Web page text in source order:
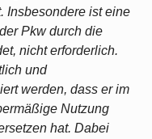
Insbesondere ist eine
Pkw durch die
nicht erforderlich.
und
werden, dass er im
Nutzung
hat. Dabei